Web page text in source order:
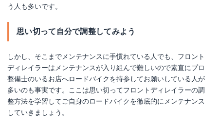
う人も多いです。
思い切って自分で調整してみよう
しかし、そこまでメンテナンスに手慣れている人でも、フロント
ディレイラーはメンテナンスが入り組んで難しいので素直にプロ
整備士のいるお店へロードバイクを持参してお願いしている人が
多いのも事実です。ここは思い切ってフロントディレイラーの調
整方法を学習してご自身のロードバイクを徹底的にメンテナンス
していきましょう。